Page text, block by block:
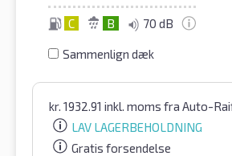
C B 70 dB
Sammenlign dæk
kr. 1932.91 inkl. moms fra Auto-
LAV LAGERBEHOLDNING
Gratis forsendelse